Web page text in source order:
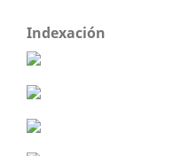
Indexación